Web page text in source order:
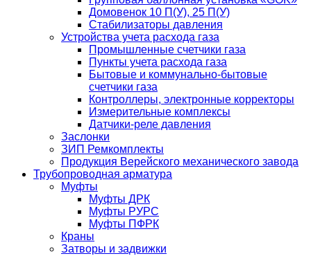
Домовенок 10 П(У), 25 П(У)
Стабилизаторы давления
Устройства учета расхода газа
Промышленные счетчики газа
Пункты учета расхода газа
Бытовые и коммунально-бытовые
счетчики газа
Контроллеры, электронные корректоры
Измерительные комплексы
Датчики-реле давления
Заслонки
ЗИП Ремкомплекты
Продукция Верейского механического завода
Трубопроводная арматура
Муфты
Муфты ДРК
Муфты РУРС
Муфты ПФРК
Краны
Затворы и задвижки